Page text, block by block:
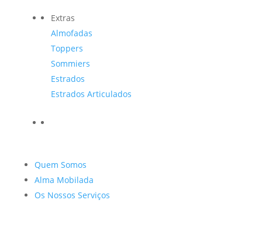
Extras
Almofadas
Toppers
Sommiers
Estrados
Estrados Articulados
Quem Somos
Alma Mobilada
Os Nossos Serviços